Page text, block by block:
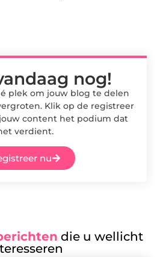
nog!
plek om jouw blog te delen
Klik op de registreer
content het podium dat
verdient.
nu
die u wellicht